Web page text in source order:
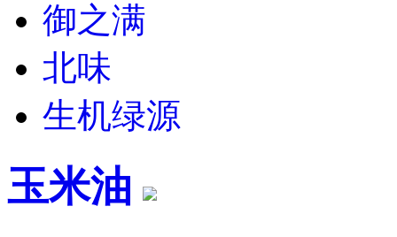
御之满
北味
生机绿源
玉米油